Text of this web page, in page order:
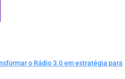
o Rádio 3.0 em estratégia para